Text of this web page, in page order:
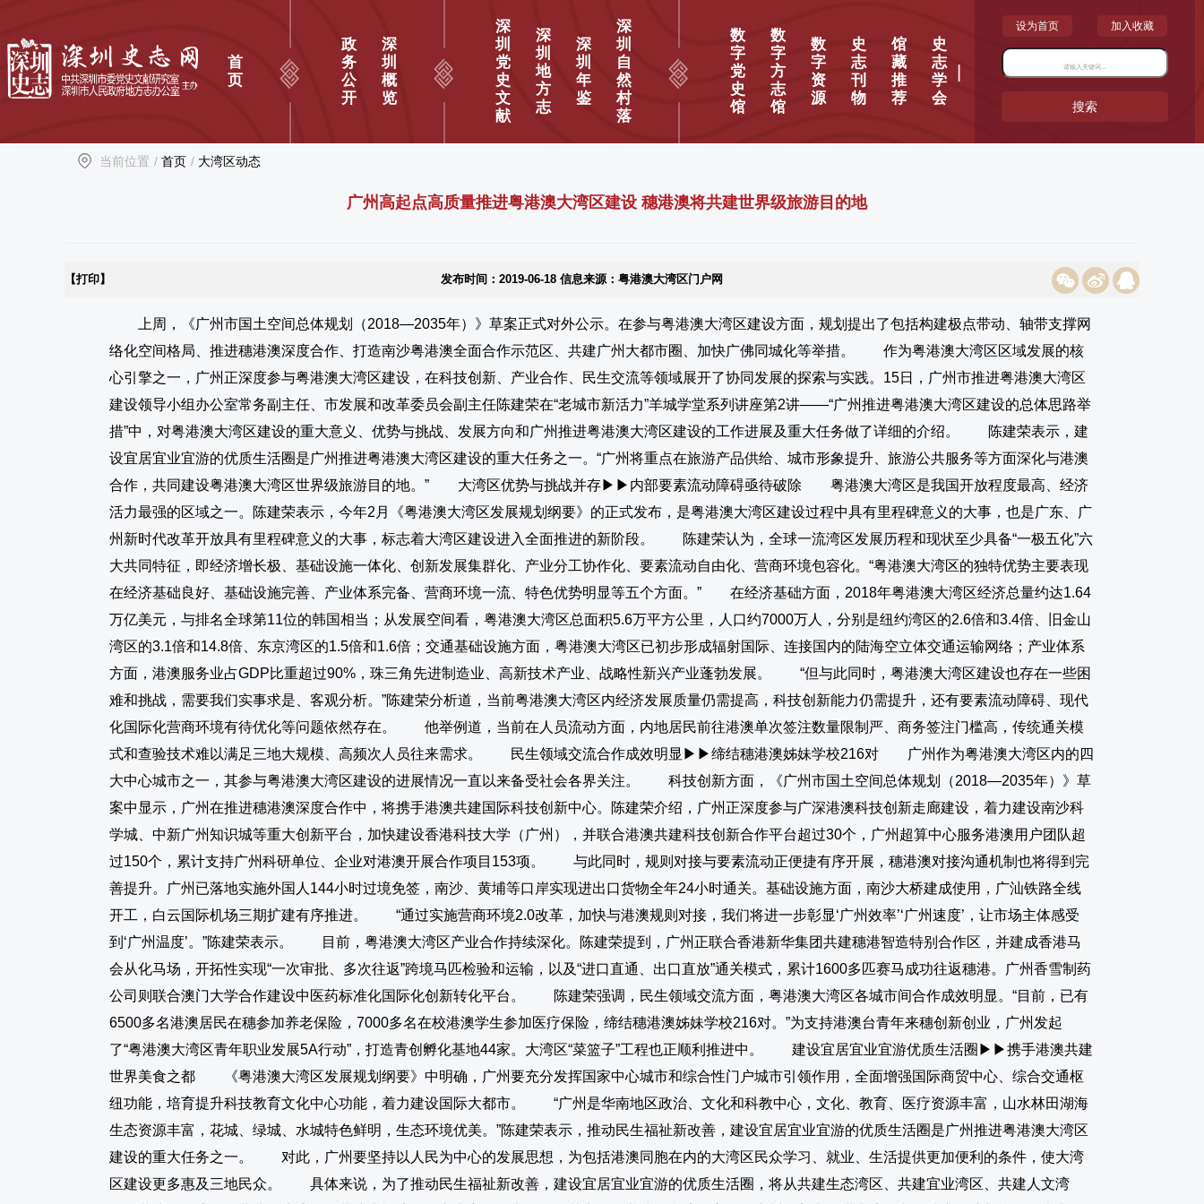
首
页
政
务
公
开
深
圳
概
览
深
圳
党
史
文
献
深
圳
地
方
志
深
圳
年
鉴
深
圳
自
然
村
落
数
字
党
史
馆
数
字
方
志
馆
数
字
资
源
史
志
刊
物
馆
藏
推
荐
史
志
学
会
设为首页 加入收藏
搜索
当前位置 / 首页 / 大湾区动态
广州高起点高质量推进粤港澳大湾区建设 穗港澳将共建世界级旅游目的地
【打印】 发布时间：2019-06-18 信息来源：粤港澳大湾区门户网
上周，《广州市国土空间总体规划（2018—2035年）》草案正式对外公示。在参与粤港澳大湾区建设方面，规划提出了包括构建极点带动、轴带支撑网
络化空间格局、推进穗港澳深度合作、打造南沙粤港澳全面合作示范区、共建广州大都市圈、加快广佛同城化等举措。 作为粤港澳大湾区区域发展的核
心引擎之一，广州正深度参与粤港澳大湾区建设，在科技创新、产业合作、民生交流等领域展开了协同发展的探索与实践。15日，广州市推进粤港澳大湾区
建设领导小组办公室常务副主任、市发展和改革委员会副主任陈建荣在“老城市新活力”羊城学堂系列讲座第2讲——“广州推进粤港澳大湾区建设的总体思路举
措”中，对粤港澳大湾区建设的重大意义、优势与挑战、发展方向和广州推进粤港澳大湾区建设的工作进展及重大任务做了详细的介绍。 陈建荣表示，建
设宜居宜业宜游的优质生活圈是广州推进粤港澳大湾区建设的重大任务之一。“广州将重点在旅游产品供给、城市形象提升、旅游公共服务等方面深化与港澳
合作，共同建设粤港澳大湾区世界级旅游目的地。” 大湾区优势与挑战并存▶▶内部要素流动障碍亟待破除 粤港澳大湾区是我国开放程度最高、经济
活力最强的区域之一。陈建荣表示，今年2月《粤港澳大湾区发展规划纲要》的正式发布，是粤港澳大湾区建设过程中具有里程碑意义的大事，也是广东、广
州新时代改革开放具有里程碑意义的大事，标志着大湾区建设进入全面推进的新阶段。 陈建荣认为，全球一流湾区发展历程和现状至少具备“一极五化”六
大共同特征，即经济增长极、基础设施一体化、创新发展集群化、产业分工协作化、要素流动自由化、营商环境包容化。“粤港澳大湾区的独特优势主要表现
在经济基础良好、基础设施完善、产业体系完备、营商环境一流、特色优势明显等五个方面。” 在经济基础方面，2018年粤港澳大湾区经济总量约达1.64
万亿美元，与排名全球第11位的韩国相当；从发展空间看，粤港澳大湾区总面积5.6万平方公里，人口约7000万人，分别是纽约湾区的2.6倍和3.4倍、旧金山
湾区的3.1倍和14.8倍、东京湾区的1.5倍和1.6倍；交通基础设施方面，粤港澳大湾区已初步形成辐射国际、连接国内的陆海空立体交通运输网络；产业体系
方面，港澳服务业占GDP比重超过90%，珠三角先进制造业、高新技术产业、战略性新兴产业蓬勃发展。 “但与此同时，粤港澳大湾区建设也存在一些困
难和挑战，需要我们实事求是、客观分析。”陈建荣分析道，当前粤港澳大湾区内经济发展质量仍需提高，科技创新能力仍需提升，还有要素流动障碍、现代
化国际化营商环境有待优化等问题依然存在。 他举例道，当前在人员流动方面，内地居民前往港澳单次签注数量限制严、商务签注门槛高，传统通关模
式和查验技术难以满足三地大规模、高频次人员往来需求。 民生领域交流合作成效明显▶▶缔结穗港澳姊妹学校216对 广州作为粤港澳大湾区内的四
大中心城市之一，其参与粤港澳大湾区建设的进展情况一直以来备受社会各界关注。 科技创新方面，《广州市国土空间总体规划（2018—2035年）》草
案中显示，广州在推进穗港澳深度合作中，将携手港澳共建国际科技创新中心。陈建荣介绍，广州正深度参与广深港澳科技创新走廊建设，着力建设南沙科
学城、中新广州知识城等重大创新平台，加快建设香港科技大学（广州），并联合港澳共建科技创新合作平台超过30个，广州超算中心服务港澳用户团队超
过150个，累计支持广州科研单位、企业对港澳开展合作项目153项。 与此同时，规则对接与要素流动正便捷有序开展，穗港澳对接沟通机制也将得到完
善提升。广州已落地实施外国人144小时过境免签，南沙、黄埔等口岸实现进出口货物全年24小时通关。基础设施方面，南沙大桥建成使用，广汕铁路全线
开工，白云国际机场三期扩建有序推进。 “通过实施营商环境2.0改革，加快与港澳规则对接，我们将进一步彰显‘广州效率’‘广州速度’，让市场主体感受
到‘广州温度’。”陈建荣表示。 目前，粤港澳大湾区产业合作持续深化。陈建荣提到，广州正联合香港新华集团共建穗港智造特别合作区，并建成香港马
会从化马场，开拓性实现“一次审批、多次往返”跨境马匹检验和运输，以及“进口直通、出口直放”通关模式，累计1600多匹赛马成功往返穗港。广州香雪制药
公司则联合澳门大学合作建设中医药标准化国际化创新转化平台。 陈建荣强调，民生领域交流方面，粤港澳大湾区各城市间合作成效明显。“目前，已有
6500多名港澳居民在穗参加养老保险，7000多名在校港澳学生参加医疗保险，缔结穗港澳姊妹学校216对。”为支持港澳台青年来穗创新创业，广州发起
了“粤港澳大湾区青年职业发展5A行动”，打造青创孵化基地44家。大湾区“菜篮子”工程也正顺利推进中。 建设宜居宜业宜游优质生活圈▶▶携手港澳共建
世界美食之都 《粤港澳大湾区发展规划纲要》中明确，广州要充分发挥国家中心城市和综合性门户城市引领作用，全面增强国际商贸中心、综合交通枢
纽功能，培育提升科技教育文化中心功能，着力建设国际大都市。 “广州是华南地区政治、文化和科教中心，文化、教育、医疗资源丰富，山水林田湖海
生态资源丰富，花城、绿城、水城特色鲜明，生态环境优美。”陈建荣表示，推动民生福祉新改善，建设宜居宜业宜游的优质生活圈是广州推进粤港澳大湾区
建设的重大任务之一。 对此，广州要坚持以人民为中心的发展思想，为包括港澳同胞在内的大湾区民众学习、就业、生活提供更加便利的条件，使大湾
区建设更多惠及三地民众。 具体来说，为了推动民生福祉新改善，建设宜居宜业宜游的优质生活圈，将从共建生态湾区、共建宜业湾区、共建人文湾